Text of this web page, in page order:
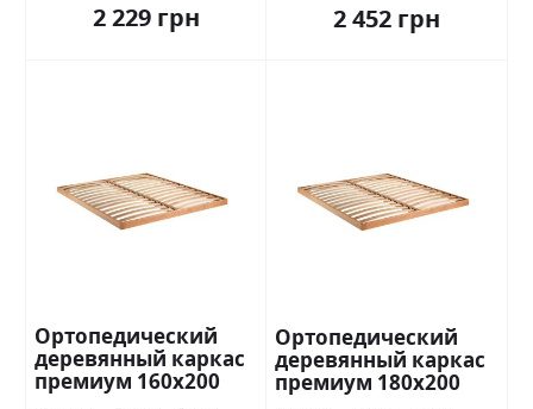
2 229 грн 2 452 грн
Ортопедический
деревянный каркас
премиум 160х200
Ортопедический
деревянный каркас
премиум 180х200